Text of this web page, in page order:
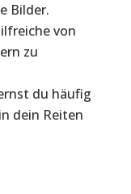
Bilder.
von
zu
du häufig
dein Reiten